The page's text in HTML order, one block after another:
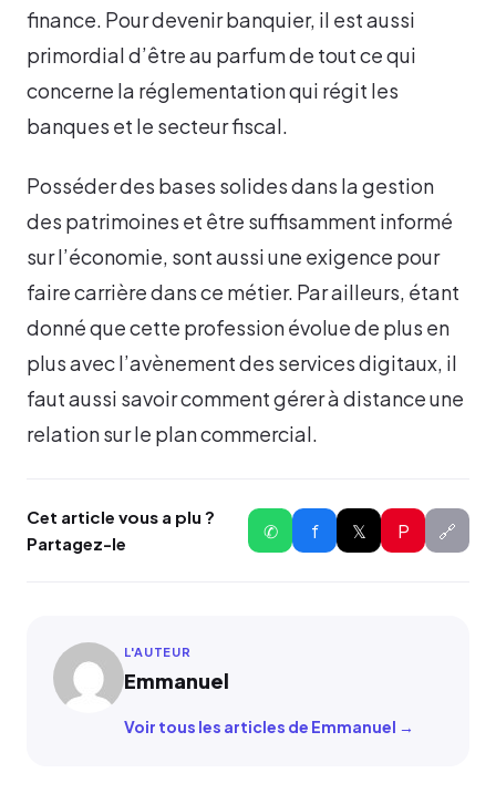
finance. Pour devenir banquier, il est aussi
primordial d’être au parfum de tout ce qui
concerne la réglementation qui régit les
banques et le secteur fiscal.
Posséder des bases solides dans la gestion
des patrimoines et être suffisamment informé
sur l’économie, sont aussi une exigence pour
faire carrière dans ce métier. Par ailleurs, étant
donné que cette profession évolue de plus en
plus avec l’avènement des services digitaux, il
faut aussi savoir comment gérer à distance une
relation sur le plan commercial.
Cet article vous a plu ?
Partagez-le
✆ f 𝕏 P 🔗
L'AUTEUR
Emmanuel
Voir tous les articles de Emmanuel →